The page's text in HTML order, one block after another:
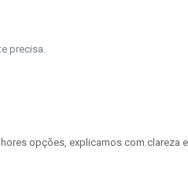
precisa.
opções, explicamos com clareza